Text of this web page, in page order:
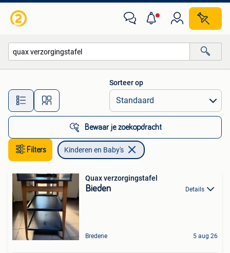
Alle afstanden…
Sorteer op
Bewaar je zoekopdracht
Filters Kinderen en Baby's
Quax verzorgingstafel
Bieden Details
Bredene 5 aug 26